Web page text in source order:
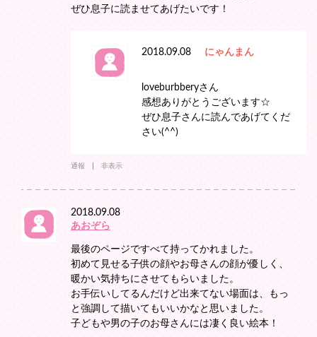
ぜひ息子に読ませてあげたいです！
2018.09.08 にゃんまん
loveburbberyさん
感想ありがとうございます☆
ぜひ息子さんに読んであげてくだ
さい(^^)
通報 非表示
2018.09.08
あおぞら
最後のページですべて持ってかれました。
初めて見せる子供の顔やお母さんの顔が優しく、
暖かい気持ちにさせてもらいました。
お手伝いしてるんだけど出来てない場面は、もっ
と強調して描いてもいいかなと思いました。
子どもや男の子のお母さんには凄く良い絵本！